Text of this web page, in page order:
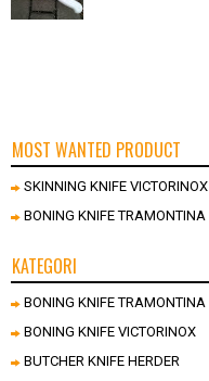
MOST WANTED PRODUCT
SKINNING KNIFE VICTORINOX
BONING KNIFE TRAMONTINA
KATEGORI
BONING KNIFE TRAMONTINA
BONING KNIFE VICTORINOX
BUTCHER KNIFE HERDER